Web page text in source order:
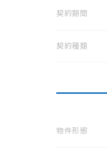
契約期間
契約種類
物件形態